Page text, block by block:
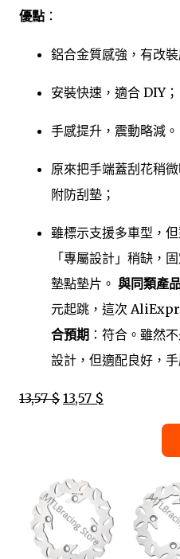
優點 ：
鋁合金質感強，有改裝
安裝快速，適合 DIY；
手感提升，震動略減。
原來把手端蓋刮花稍
附防刮墊；
雖標示支援多車型，
「專屬設計」稍缺，
墊點墊片。 與同類產
元起跳，這次
合預期 ：符合。雖然
設計，但適配良好，
13,57 $ 13,57 $